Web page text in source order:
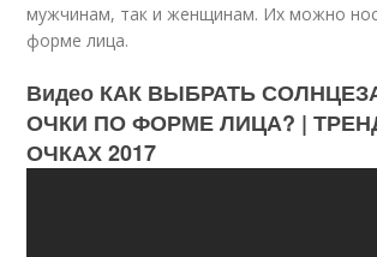
мужчинам, так и женщинам. Их можно
форме лица.
Видео КАК ВЫБРАТЬ
ОЧКИ ПО ФОРМЕ ЛИЦА? |
ОЧКАХ 2017